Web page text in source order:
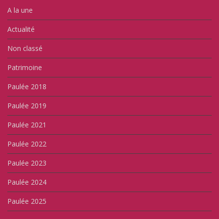
A la une
Actualité
Non classé
Patrimoine
Paulée 2018
Paulée 2019
Paulée 2021
Paulée 2022
Paulée 2023
Paulée 2024
Paulée 2025